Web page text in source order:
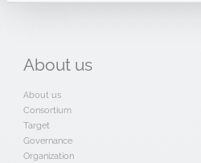
About us
About us
Consortium
Target
Governance
Organization